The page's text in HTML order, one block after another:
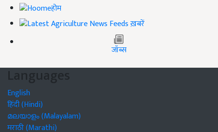
होम
ख़बरें
जॉब्स
Languages
English
हिंदी (Hindi)
മലയാളം (Malayalam)
मराठी (Marathi)